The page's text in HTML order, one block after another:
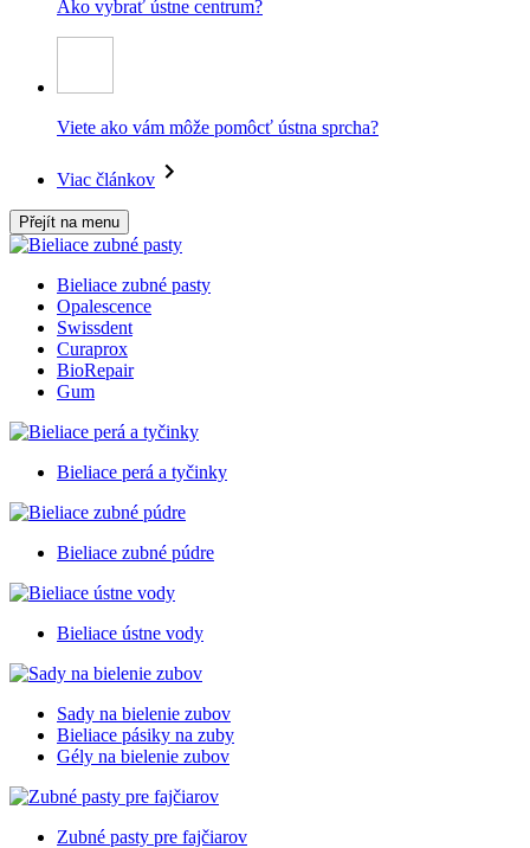
Ako vybrať ústne centrum?
Viete ako vám môže pomôcť ústna sprcha?
Viac článkov
Přejít na menu
Bieliace zubné pasty
Opalescence
Swissdent
Curaprox
BioRepair
Gum
Bieliace perá a tyčinky
Bieliace zubné púdre
Bieliace ústne vody
Sady na bielenie zubov
Bieliace pásiky na zuby
Gély na bielenie zubov
Zubné pasty pre fajčiarov